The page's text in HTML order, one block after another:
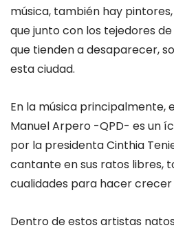
música, también hay
que junto con los tejedores
que tienden a desaparecer,
esta ciudad.
En la música principalmente,
Manuel Arpero -QPD- es un
por la presidenta Cinthia
cantante en sus ratos libres,
cualidades para hacer crecer
Dentro de estos artistas